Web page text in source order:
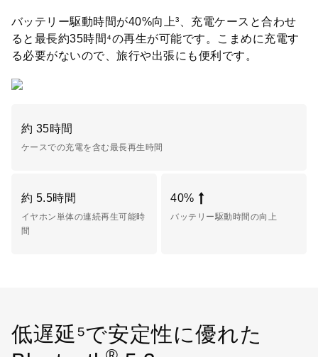
バッテリー駆動時間が40%向上³、充電ケースと合わせ
ると最長約35時間⁴の再生が可能です。こまめに充電す
る必要がないので、旅行や出張にも便利です。
約 35時間
ケースでの充電を含む最長再生時間
約 5.5時間
イヤホン単体の連続再生可能時
間
40%
バッテリー駆動時間の向上
低遅延⁵で安定性に優れた